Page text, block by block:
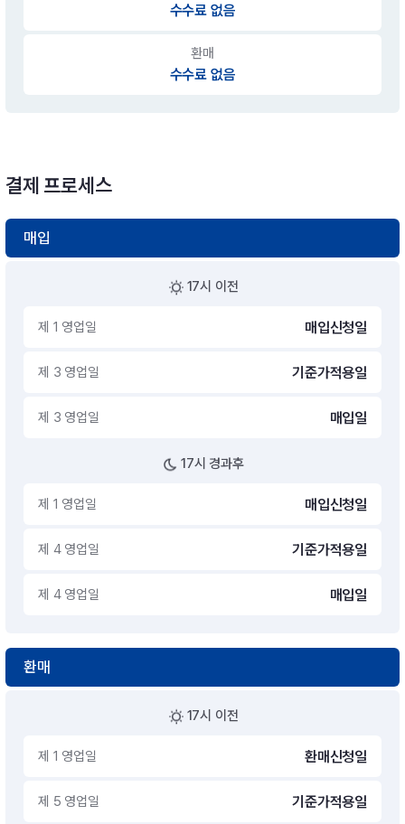
수수료 없음
환매
수수료 없음
결제 프로세스
매입
17시 이전
제 1 영업일 매입신청일
제 3 영업일 기준가적용일
제 3 영업일 매입일
17시 경과후
제 1 영업일 매입신청일
제 4 영업일 기준가적용일
제 4 영업일 매입일
환매
17시 이전
제 1 영업일 환매신청일
제 5 영업일 기준가적용일